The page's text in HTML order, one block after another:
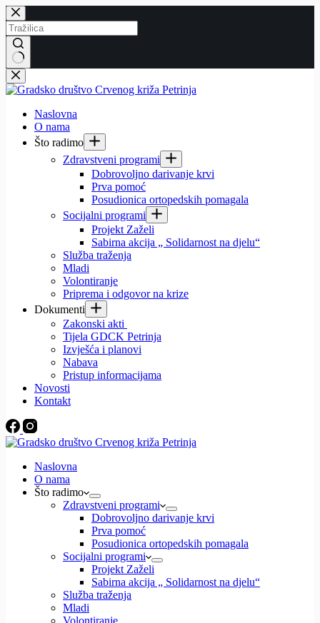
Preskoči
na
sadržaj
Nema
rezultata.
Naslovna
O nama
Što radimo
Zdravstveni programi
Dobrovoljno darivanje krvi
Prva pomoć
Posudionica ortopedskih pomagala
Socijalni programi
Projekt Zaželi
Sabirna akcija „ Solidarnost na djelu“
Služba traženja
Mladi
Volontiranje
Priprema i odgovor na krize
Dokumenti
Zakonski akti
Tijela GDCK Petrinja
Izvješća i planovi
Nabava
Pristup informacijama
Novosti
Kontakt
Naslovna
O nama
Što radimo
Zdravstveni programi
Dobrovoljno darivanje krvi
Prva pomoć
Posudionica ortopedskih pomagala
Socijalni programi
Projekt Zaželi
Sabirna akcija „ Solidarnost na djelu“
Služba traženja
Mladi
Volontiranje